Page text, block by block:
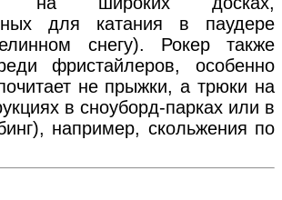
для катания в паудере
снегу). Рокер также
фристайлеров, особенно
не прыжки, а трюки на
в сноуборд-парках или в
например, скольжения по